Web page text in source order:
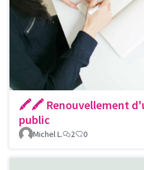
🖍🖍 Renouvellement
public
Michel L. 2 0